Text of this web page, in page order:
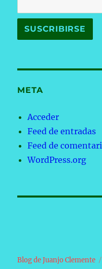
META
Acceder
Feed de entradas
Feed de
WordPress.org
Blog de Juanjo Clemente